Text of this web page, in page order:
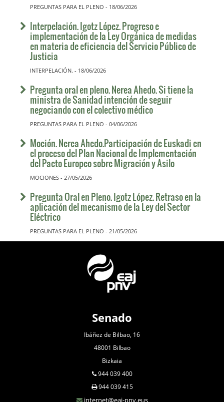
PREGUNTAS PARA EL PLENO - 18/06/2026
Interpelación. Igotz López. Progreso e
implementación de la Ley Orgánica de medidas
en materia de eficiencia del Servicio Público de
Justicia
INTERPELACIÓN. - 18/06/2026
Pregunta oral en pleno. Nerea Ahedo. Si tiene la
ministra de Sanidad intención de seguir
negociando con el colectivo médico
PREGUNTAS PARA EL PLENO - 04/06/2026
Moción. Nerea Ahedo.Participación de Euskadi en
el proceso del Plan Nacional de Implementación
del Pacto Europeo sobre Migración y Asilo
MOCIONES - 27/05/2026
Pregunta Oral en Pleno. Igotz López. Retraso en la
aplicación del mecanismo de la Ley del Sector
Eléctrico
PREGUNTAS PARA EL PLENO - 21/05/2026
Senado
Ibáñez de Bilbao, 16
48001 Bilbao
Bizkaia
944 039 400
944 039 415
internet@eaj-pnv.eus